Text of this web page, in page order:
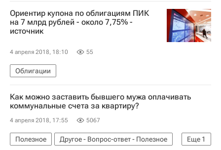
Ориентир купона по облигациям ПИК
на 7 млрд рублей - около 7,75% -
источник
4 апреля 2018, 18:10 55
Облигации
Как можно заставить бывшего мужа оплачивать
коммунальные счета за квартиру?
4 апреля 2018, 17:55 5067
Еще 1
Полезное
Другое - Вопрос-ответ - Полезное